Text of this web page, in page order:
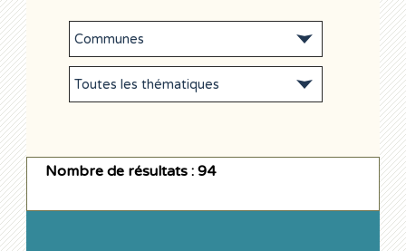
Nombre de résultats : 94